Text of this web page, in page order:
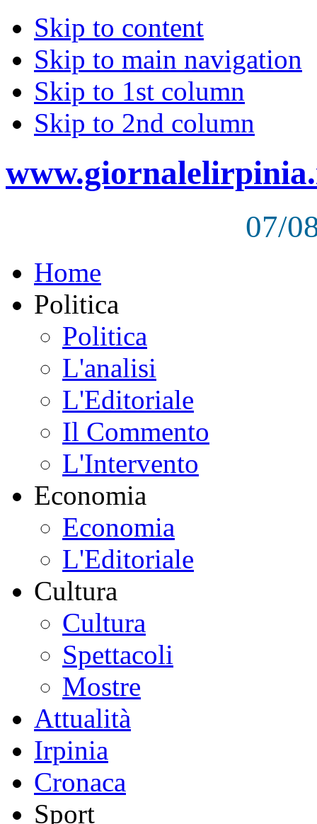
Skip to content
Skip to main navigation
Skip to 1st column
Skip to 2nd column
07/
Home
Politica
Politica
L'analisi
L'Editoriale
Il Commento
L'Intervento
Economia
Economia
L'Editoriale
Cultura
Cultura
Spettacoli
Mostre
Attualità
Irpinia
Cronaca
Sport